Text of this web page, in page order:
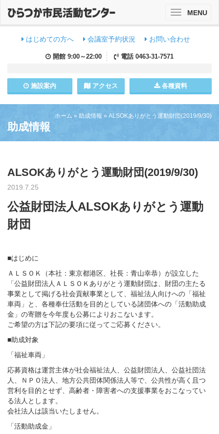
はじめての方へ 会議室予約状況 お問い合わせ
開館 9:00～22:00 電話 0463-31-7571
施設案内 アクセス 各種資料
ToggleMENU
ホーム » 助成情報 » ALSOKありがとう運動財団(2019/9/30)
助成情報
ALSOKありがとう運動財団(2019/9/30)
2019.7.25
公益財団法人ALSOKありがとう運動
財団
■はじめに
ＡＬＳＯＫ（本社：東京都港区、社長：青山幸恭）が設立した
「公益財団法人ＡＬＳＯＫありがとう運動財団は、財団の主たる
事業として掲げる社会貢献事業として、福祉法人向けへの「福祉
車両」と、各種奉仕活動を目的としている諸団体への「活動助成
金」の寄贈を今年度も公募によりおこないます。
ご希望の方は下記の要項に従ってご応募ください。
■助成対象
「福祉車両」
応募資格は運営主体が社会福祉法人、公益財団法人、公益社団法
人、ＮＰＯ法人、地方公共団体関係法人等で、公共性が高く且つ
営利を目的とせず、高齢者・障害者への支援事業をおこなってい
る法人とします。
会社法人は該当いたしません。
「活動助成金」